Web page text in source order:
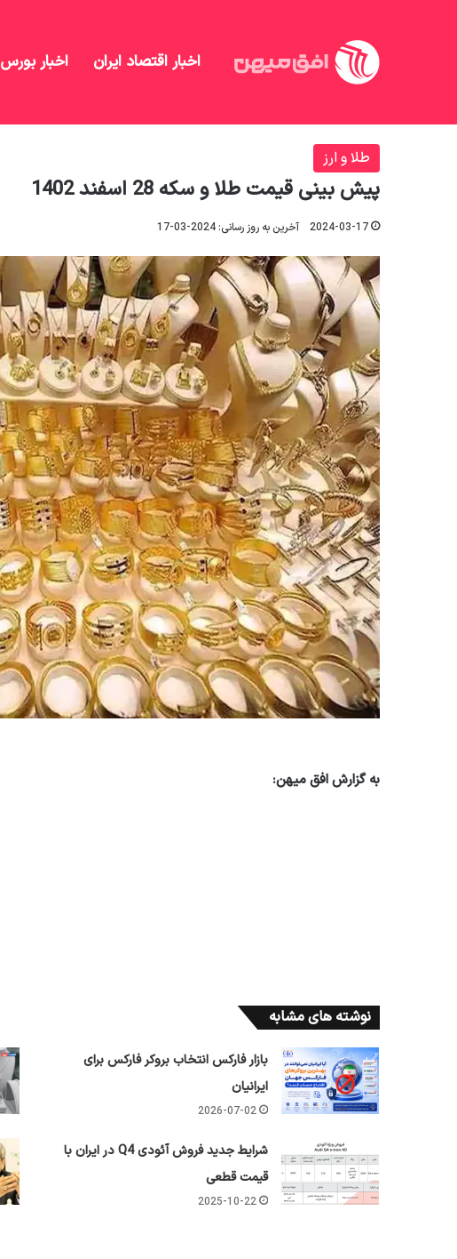
اخبار اقتصاد ایران اخبار بورس
طلا و ارز
پیش‌ بینی قیمت طلا و سکه 28 اسفند 1402
2024-03-17 آخرین به روز رسانی: 2024-03-17
به گزارش افق میهن:
نوشته های مشابه
بازار فارکس انتخاب بروکر فارکس برای
ایرانیان
2026-07-02
شرایط جدید فروش آئودی Q4 در ایران با
قیمت قطعی
2025-10-22